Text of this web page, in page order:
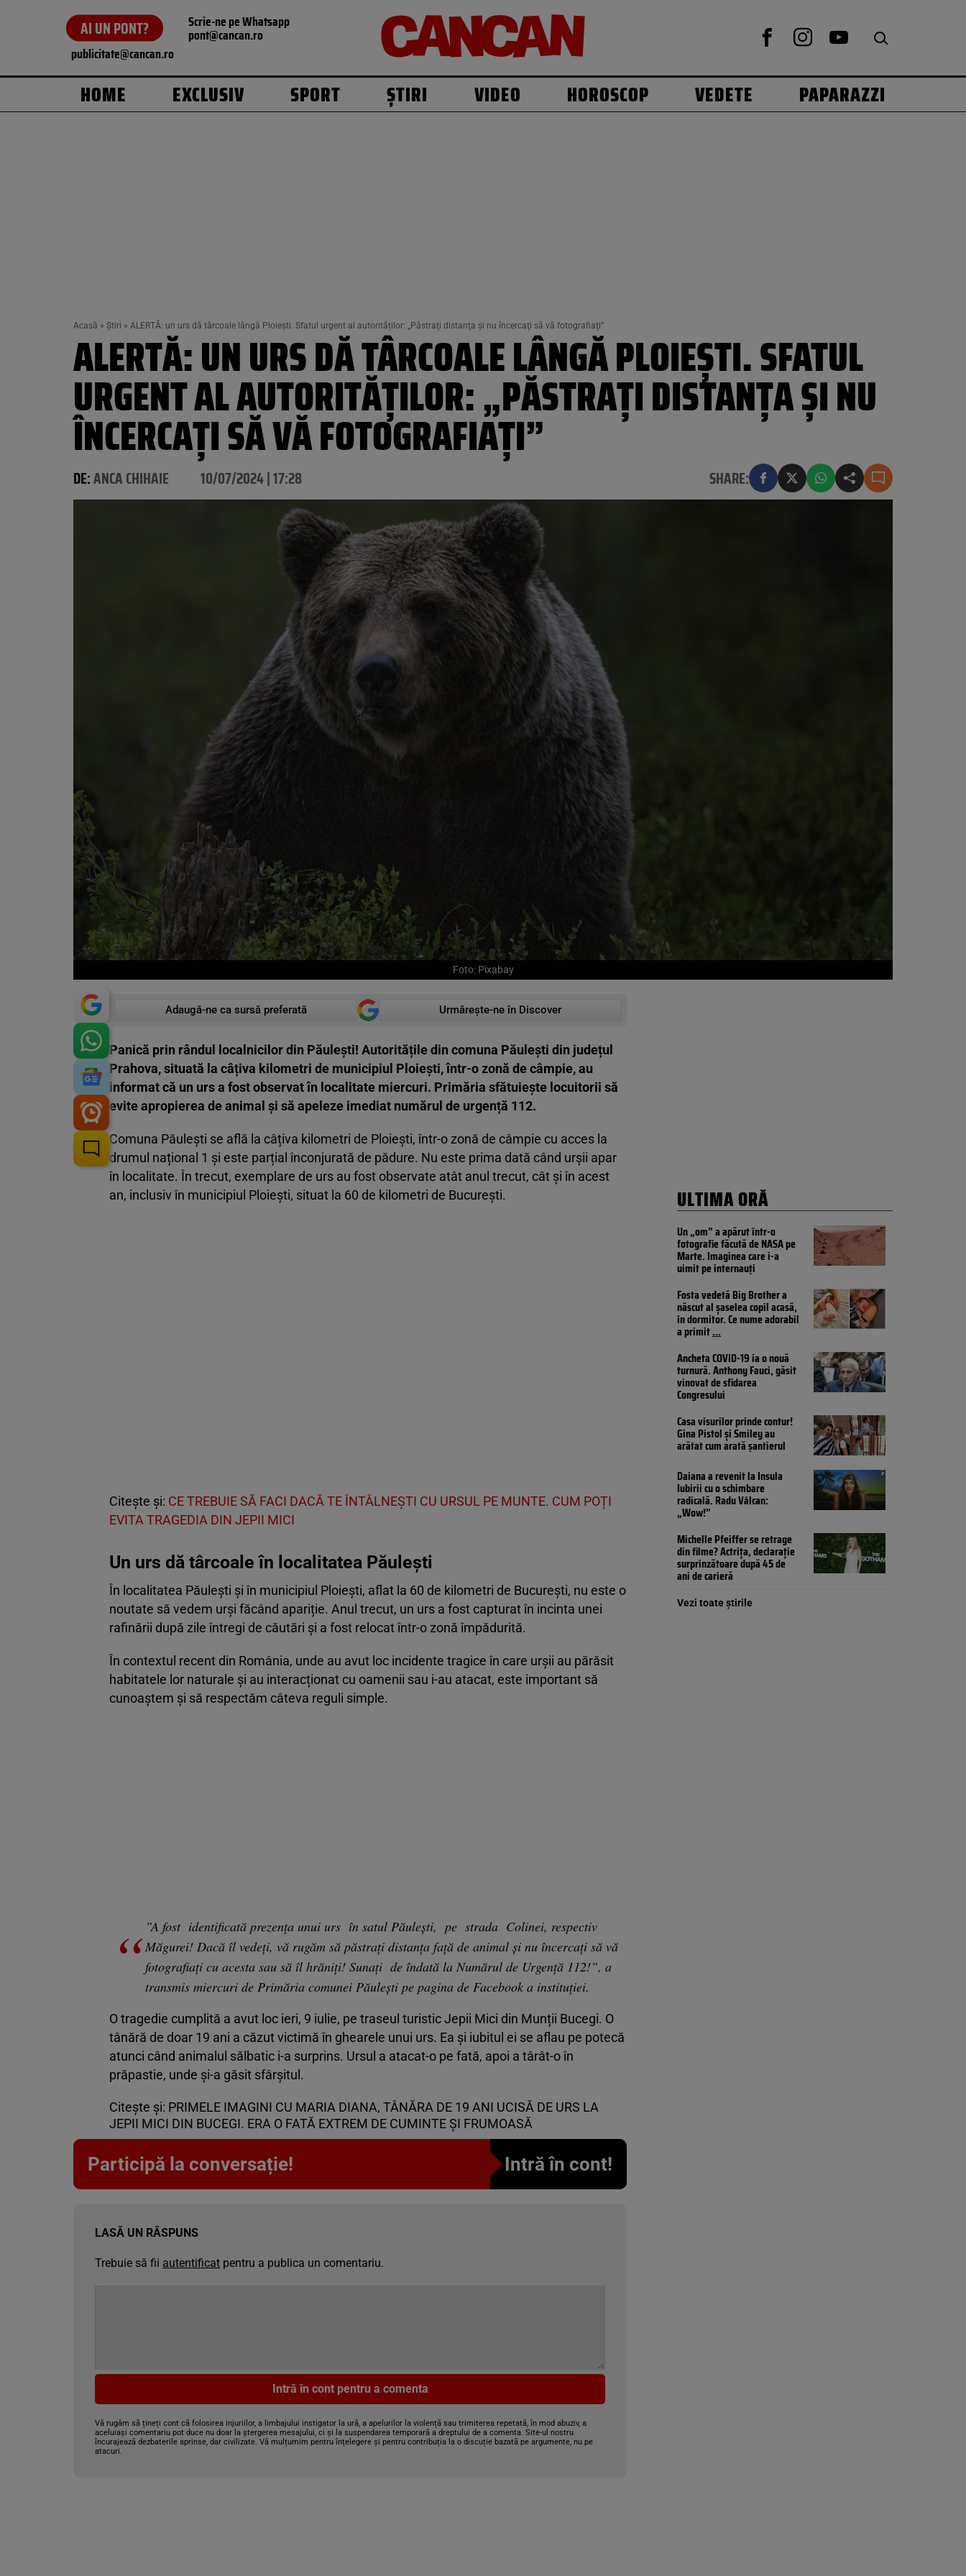
AI UN PONT? Scrie-ne pe Whatsapp
pont@cancan.ro
publicitate@cancan.ro
HOME EXCLUSIV SPORT ȘTIRI VIDEO HOROSCOP VEDETE PAPARAZZI
Acasă » Știri » ALERTĂ: un urs dă târcoale lângă Ploieşti. Sfatul urgent al autorităților: „Păstraţi distanţa şi nu încercaţi să vă fotografiaţi”
ALERTĂ: UN URS DĂ TÂRCOALE LÂNGĂ PLOIEŞTI. SFATUL
URGENT AL AUTORITĂȚILOR: „PĂSTRAŢI DISTANŢA ŞI NU
ÎNCERCAŢI SĂ VĂ FOTOGRAFIAŢI”
DE:ANCA CHIHAIE 10/07/2024 | 17:28 SHARE:
Foto: Pixabay
Adaugă-ne ca sursă preferată Urmărește-ne în Discover
Panică prin rândul localnicilor din Păulești! Autoritățile din comuna Păulești din județul
Prahova, situată la câțiva kilometri de municipiul Ploiești, într-o zonă de câmpie, au
informat că un urs a fost observat în localitate miercuri. Primăria sfătuiește locuitorii să
evite apropierea de animal și să apeleze imediat numărul de urgență 112.
Comuna Păulești se află la câțiva kilometri de Ploiești, într-o zonă de câmpie cu acces la
drumul național 1 și este parțial înconjurată de pădure. Nu este prima dată când urșii apar
în localitate. În trecut, exemplare de urs au fost observate atât anul trecut, cât și în acest
an, inclusiv în municipiul Ploiești, situat la 60 de kilometri de București.
Citește și: CE TREBUIE SĂ FACI DACĂ TE ÎNTÂLNEȘTI CU URSUL PE MUNTE. CUM POȚI
EVITA TRAGEDIA DIN JEPII MICI
Un urs dă târcoale în localitatea Păulești
În localitatea Păulești și în municipiul Ploiești, aflat la 60 de kilometri de București, nu este o
noutate să vedem urși făcând apariție. Anul trecut, un urs a fost capturat în incinta unei
rafinării după zile întregi de căutări și a fost relocat într-o zonă împădurită.
În contextul recent din România, unde au avut loc incidente tragice în care urșii au părăsit
habitatele lor naturale și au interacționat cu oamenii sau i-au atacat, este important să
cunoaștem și să respectăm câteva reguli simple.
”A fost identificată prezenţa unui urs în satul Păuleşti, pe strada Colinei, respectiv
Măgurei! Dacă îl vedeţi, vă rugăm să păstraţi distanţa faţă de animal şi nu încercaţi să vă
fotografiaţi cu acesta sau să îl hrăniţi! Sunaţi de îndată la Numărul de Urgenţă 112!”, a
transmis miercuri de Primăria comunei Păuleşti pe pagina de Facebook a instituţiei.
O tragedie cumplită a avut loc ieri, 9 iulie, pe traseul turistic Jepii Mici din Munții Bucegi. O
tânără de doar 19 ani a căzut victimă în ghearele unui urs. Ea și iubitul ei se aflau pe potecă
atunci când animalul sălbatic i-a surprins. Ursul a atacat-o pe fată, apoi a târât-o în
prăpastie, unde și-a găsit sfârșitul.
Citește și: PRIMELE IMAGINI CU MARIA DIANA, TÂNĂRA DE 19 ANI UCISĂ DE URS LA
JEPII MICI DIN BUCEGI. ERA O FATĂ EXTREM DE CUMINTE ȘI FRUMOASĂ
Participă la conversație! Intră în cont!
LASĂ UN RĂSPUNS
Trebuie să fii autentificat pentru a publica un comentariu.
Intră în cont pentru a comenta
Vă rugăm să țineți cont că folosirea injuriilor, a limbajului instigator la ură, a apelurilor la violență sau trimiterea repetată, în mod abuziv, a
aceluiași comentariu pot duce nu doar la ștergerea mesajului, ci și la suspendarea temporară a dreptului de a comenta. Site-ul nostru
încurajează dezbaterile aprinse, dar civilizate. Vă mulțumim pentru înțelegere și pentru contribuția la o discuție bazată pe argumente, nu pe
atacuri.
ULTIMA ORĂ
Un „om” a apărut într-o
fotografie făcută de NASA pe
Marte. Imaginea care i-a
uimit pe internauți
Fosta vedetă Big Brother a
născut al șaselea copil acasă,
în dormitor. Ce nume adorabil
a primit...
Ancheta COVID-19 ia o nouă
turnură. Anthony Fauci, găsit
vinovat de sfidarea
Congresului
Casa visurilor prinde contur!
Gina Pistol și Smiley au
arătat cum arată șantierul
Daiana a revenit la Insula
Iubirii cu o schimbare
radicală. Radu Vâlcan:
„Wow!”
Michelle Pfeiffer se retrage
din filme? Actrița, declarație
surprinzătoare după 45 de
ani de carieră
Vezi toate știrile